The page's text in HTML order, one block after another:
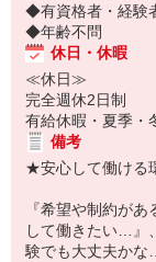
◆有資格者・経験
◆年齢不問
休日・休暇
≪休日≫
完全週休2日制
有給休暇・夏季・
備考
★安心して働ける
『希望や制約が
して働きたい…』
験でも大丈夫かな